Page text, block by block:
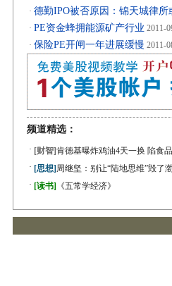
· 德勤IPO被否原因：锦天城律所
· PE资金蜂拥能源矿产行业 2011-
· 保险PE开闸一年进展缓慢 2011-
频道精选：
· [财智]肯德基曝炸鸡油4天一换 陷食
· [思想] 周继坚：别让“陆地思维”毁了
· [读书] 《五常学经济》